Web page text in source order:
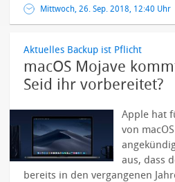
Mittwoch, 26. Sep. 2018, 12:40 Uhr
Aktuelles Backup ist Pflicht
macOS Mojave
Seid ihr vorbereitet?
Apple hat
von
aus, dass
bereits in den vergangenen